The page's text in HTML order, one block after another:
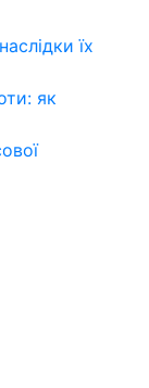
їх
як